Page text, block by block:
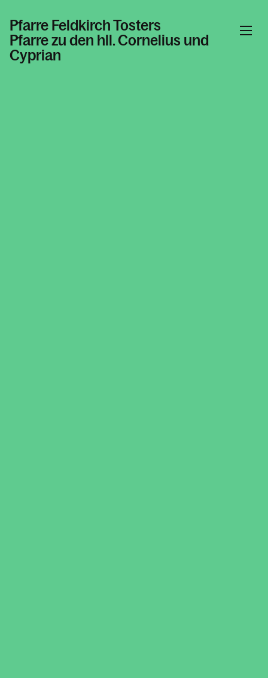
Pfarre Feldkirch Tosters
Pfarre zu den hll. Cornelius und
Cyprian